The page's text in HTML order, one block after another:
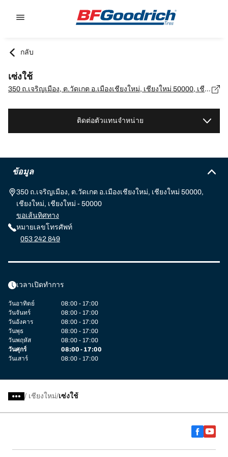
กลับ
เซ่งใช้
350 ถ.เจริญเมือง, ต.วัดเกต อ.เมืองเชียงใหม่, เชียงใหม่ 50000, เชียงใหม่, เชียงใหม่ - 50000
ติดต่อตัวแทนจำหน่าย
ข้อมูล
350 ถ.เจริญเมือง, ต.วัดเกต อ.เมืองเชียงใหม่, เชียงใหม่ 50000,
เชียงใหม่, เชียงใหม่ - 50000
ขอเส้นทิศทาง
หมายเลขโทรศัพท์
053 242 849
เวลาเปิดทำการ
วันอาทิตย์
08:00 - 17:00
วันจันทร์
08:00 - 17:00
วันอังคาร
08:00 - 17:00
วันพุธ
08:00 - 17:00
วันพฤหัส
08:00 - 17:00
วันศุกร์
08:00 - 17:00
วันเสาร์
08:00 - 17:00
/ เชียงใหม่ เซ่งใช้